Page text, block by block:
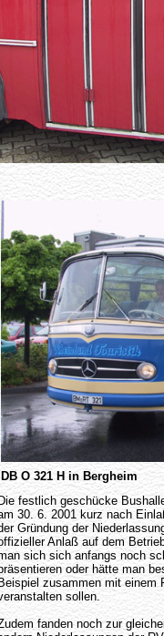
DB O 321 H in Bergheim
Die festlich geschücke
30. 6. 2001 kurz nach
Gründung der
Anlaß auf dem
sich sich anfangs noch
oder hätte man
Beispiel zusammen mit einem
sollen.
fanden noch zur